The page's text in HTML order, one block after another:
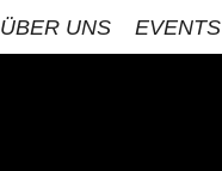
ÜBER UNS EVENTS